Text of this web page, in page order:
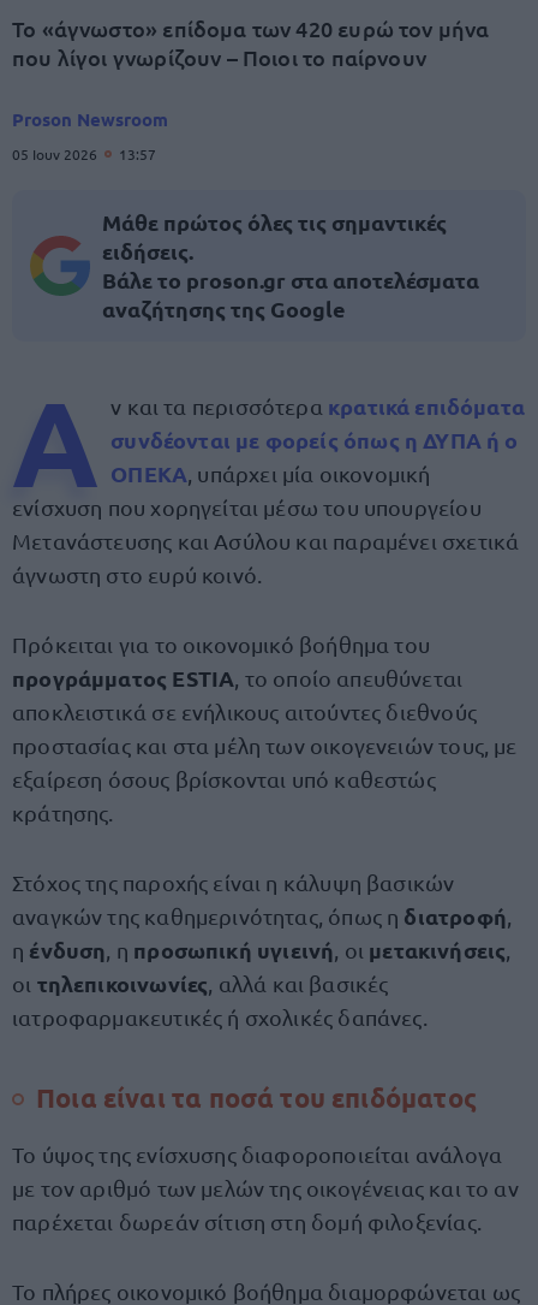
Το «άγνωστο» επίδομα των 420 ευρώ τον μήνα
που λίγοι γνωρίζουν – Ποιοι το παίρνουν
Proson Newsroom
05 Ιουν 2026 13:57
Μάθε πρώτος όλες τις σημαντικές
ειδήσεις.
Βάλε το proson.gr στα αποτελέσματα
αναζήτησης της Google
Α ν και τα περισσότερα κρατικά επιδόματα
συνδέονται με φορείς όπως η ΔΥΠΑ ή ο
ΟΠΕΚΑ , υπάρχει μία οικονομική
ενίσχυση που χορηγείται μέσω του υπουργείου
Μετανάστευσης και Ασύλου και παραμένει σχετικά
άγνωστη στο ευρύ κοινό.
Πρόκειται για το οικονομικό βοήθημα του
προγράμματος ESTIA , το οποίο απευθύνεται
αποκλειστικά σε ενήλικους αιτούντες διεθνούς
προστασίας και στα μέλη των οικογενειών τους, με
εξαίρεση όσους βρίσκονται υπό καθεστώς
κράτησης.
Στόχος της παροχής είναι η κάλυψη βασικών
αναγκών της καθημερινότητας, όπως η διατροφή
η ένδυση , η προσωπική υγιεινή , οι μετακινήσεις
οι τηλεπικοινωνίες , αλλά και βασικές
ιατροφαρμακευτικές ή σχολικές δαπάνες.
Ποια είναι τα ποσά του επιδόματος
Το ύψος της ενίσχυσης διαφοροποιείται ανάλογα
με τον αριθμό των μελών της οικογένειας και το αν
παρέχεται δωρεάν σίτιση στη δομή φιλοξενίας.
Το πλήρες οικονομικό βοήθημα διαμορφώνεται ως